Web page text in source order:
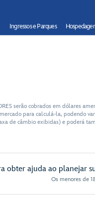
Ingressos e Parques
serão cobrados em dólares
para calculá-la, podendo
de câmbio exibidas) e poderá
obter ajuda ao planejar
Os menores de